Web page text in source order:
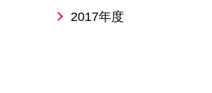
2017年度